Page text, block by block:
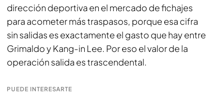
dirección deportiva en el mercado de fichajes
para acometer más traspasos, porque esa cifra
sin salidas es exactamente el gasto que hay entre
Grimaldo y Kang-in Lee. Por eso el valor de la
operación salida es trascendental.
PUEDE INTERESARTE